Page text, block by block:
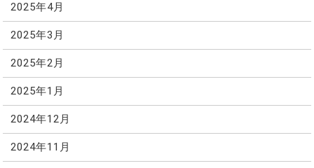
2025年4月
2025年3月
2025年2月
2025年1月
2024年12月
2024年11月